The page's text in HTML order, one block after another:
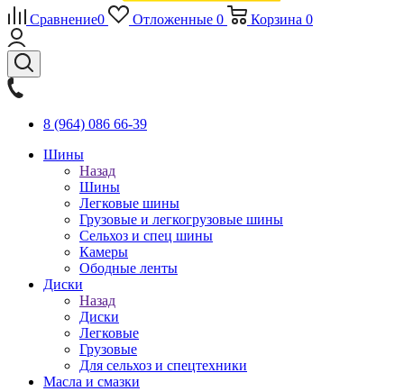
Сравнение0 Отложенные 0 Корзина 0
8 (964) 086 66-39
Шины
Назад
Шины
Легковые шины
Грузовые и легкогрузовые шины
Сельхоз и спец шины
Камеры
Ободные ленты
Диски
Назад
Диски
Легковые
Грузовые
Для сельхоз и спецтехники
Масла и смазки